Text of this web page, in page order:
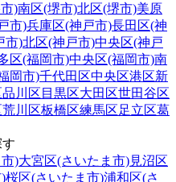
)南区(堺市)北区(堺市)美原
市)兵庫区(神戸市)長田区(神
市)北区(神戸市)中央区(神戸
区(福岡市)中央区(福岡市)南
岡市)千代田区中央区港区新
品川区 目黒区大田区世田谷区
荒川区板橋区練馬区足立区葛
)大宮区(さいたま市)見沼区
桜区(さいたま市)浦和区(さ